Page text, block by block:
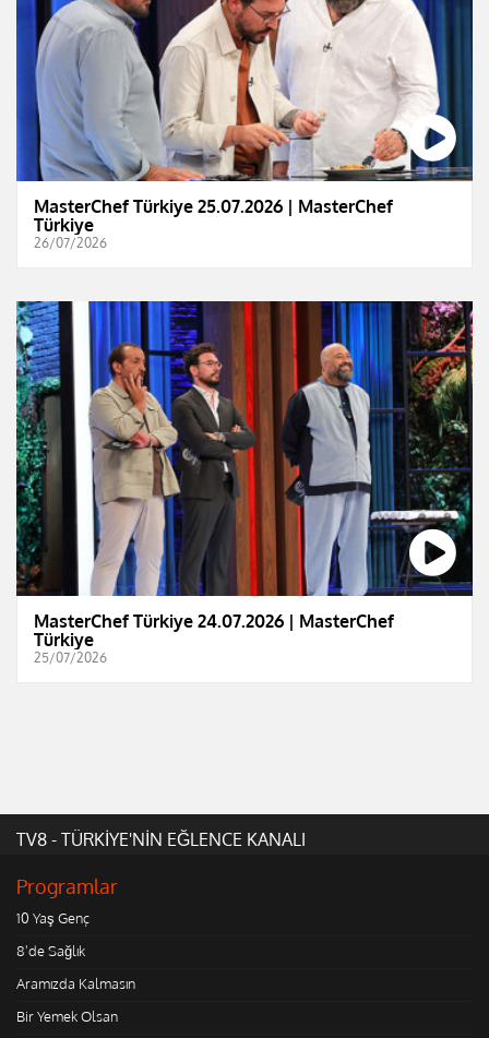
MasterChef Türkiye 25.07.2026 | MasterChef
Türkiye
26/07/2026
MasterChef Türkiye 24.07.2026 | MasterChef
Türkiye
25/07/2026
TV8 - TÜRKİYE'NİN EĞLENCE KANALI
Programlar
10 Yaş Genç
8'de Sağlık
Aramızda Kalmasın
Bir Yemek Olsan